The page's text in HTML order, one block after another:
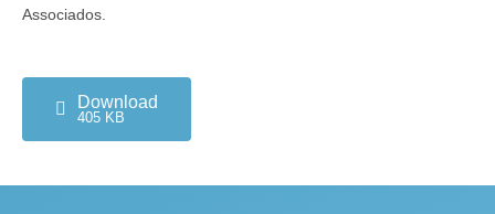
Associados.
Download
405 KB